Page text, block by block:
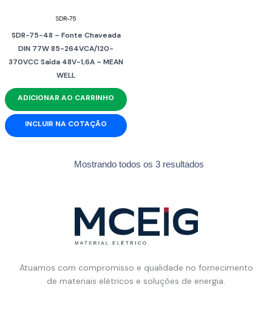
SDR-75
SDR-75-48 – Fonte Chaveada
DIN 77W 85-264VCA/120-
370VCC Saída 48V-1,6A – MEAN
WELL
ADICIONAR AO CARRINHO
INCLUIR NA COTAÇÃO
Mostrando todos os 3 resultados
Atuamos com compromisso e qualidade no fornecimento
de materiais elétricos e soluções de energia.